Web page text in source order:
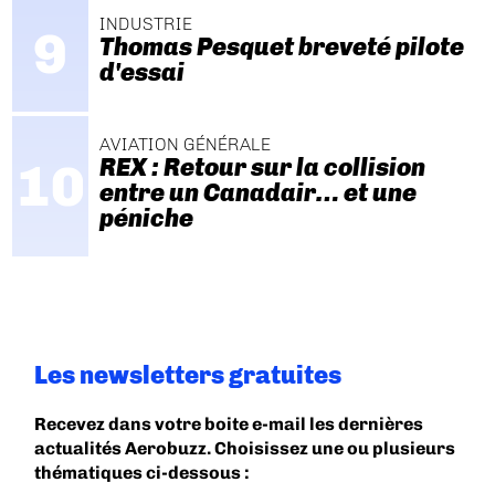
INDUSTRIE
Thomas Pesquet breveté pilote
d'essai
AVIATION GÉNÉRALE
REX : Retour sur la collision
entre un Canadair… et une
péniche
Les newsletters gratuites
Recevez dans votre boite e-mail les dernières
actualités Aerobuzz. Choisissez une ou plusieurs
thématiques ci-dessous :